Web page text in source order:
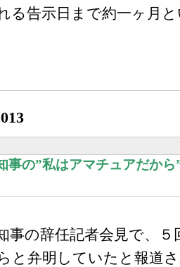
る告示日まで約一ヶ月
事の”私はアマチュアだから
事の辞任記者会見で、
と弁明していたと報道